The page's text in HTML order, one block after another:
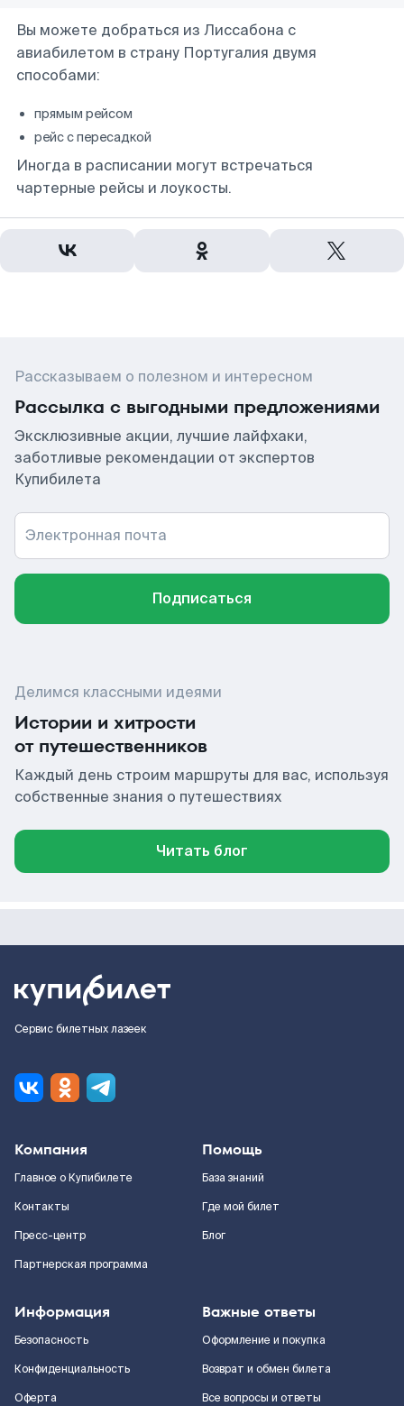
Вы можете добраться из Лиссабона с
авиабилетом в страну Португалия двумя
способами:
прямым рейсом
рейс с пересадкой
Иногда в расписании могут встречаться
чартерные рейсы и лоукосты.
Рассказываем о полезном и интересном
Рассылка с выгодными предложениями
Эксклюзивные акции, лучшие лайфхаки,
заботливые рекомендации от экспертов
Купибилета
Электронная почта
Подписаться
Делимся классными идеями
Истории и хитрости
от путешественников
Каждый день строим маршруты для вас, используя
собственные знания о путешествиях
Читать блог
Сервис билетных лазеек
Компания
Главное о Купибилете
Контакты
Пресс-центр
Партнерская программа
Помощь
База знаний
Где мой билет
Блог
Информация
Безопасность
Конфиденциальность
Оферта
Важные ответы
Оформление и покупка
Возврат и обмен билета
Все вопросы и ответы